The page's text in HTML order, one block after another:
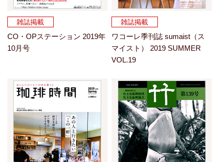
雑誌掲載
CO・OPステーション 2019年
10月号
雑誌掲載
ワコーレ季刊誌 sumaist（ス
マイスト） 2019 SUMMER
VOL.19